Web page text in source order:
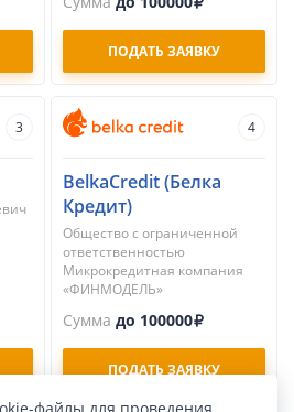
ПОДАТЬ ЗАЯВКУ
3 4
BelkaCredit (Белка
Кредит)
Общество с ограниченной
ответственностью
Микрокредитная компания
«ФИНМОДЕЛЬ»
Сумма до 100000
ПОДАТЬ ЗАЯВКУ
файлы для проведения